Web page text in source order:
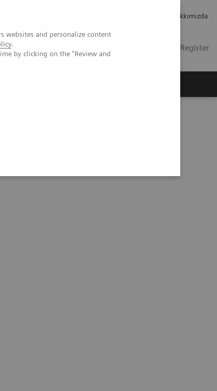
websites and personalize content
.
by clicking on the "Review and
Hakkımızda
Login / Register